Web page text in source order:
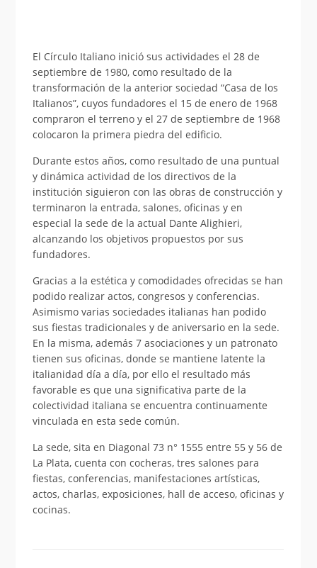
El Círculo Italiano inició sus actividades el 28 de
septiembre de 1980, como resultado de la
transformación de la anterior sociedad “Casa de los
Italianos”, cuyos fundadores el 15 de enero de 1968
compraron el terreno y el 27 de septiembre de 1968
colocaron la primera piedra del edificio.
Durante estos años, como resultado de una puntual
y dinámica actividad de los directivos de la
institución siguieron con las obras de construcción y
terminaron la entrada, salones, oficinas y en
especial la sede de la actual Dante Alighieri,
alcanzando los objetivos propuestos por sus
fundadores.
Gracias a la estética y comodidades ofrecidas se han
podido realizar actos, congresos y conferencias.
Asimismo varias sociedades italianas han podido
sus fiestas tradicionales y de aniversario en la sede.
En la misma, además 7 asociaciones y un patronato
tienen sus oficinas, donde se mantiene latente la
italianidad día a día, por ello el resultado más
favorable es que una significativa parte de la
colectividad italiana se encuentra continuamente
vinculada en esta sede común.
La sede, sita en Diagonal 73 n° 1555 entre 55 y 56 de
La Plata, cuenta con cocheras, tres salones para
fiestas, conferencias, manifestaciones artísticas,
actos, charlas, exposiciones, hall de acceso, oficinas y
cocinas.